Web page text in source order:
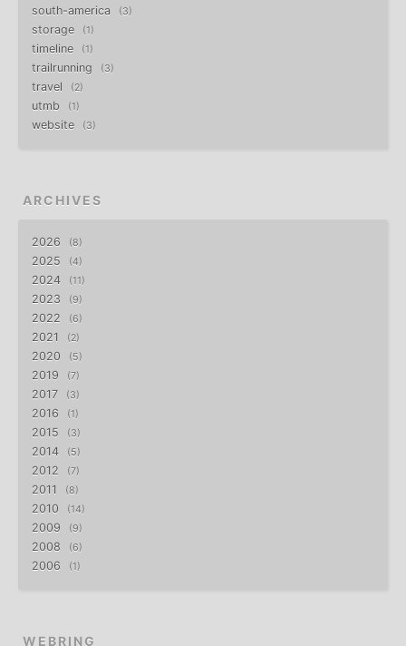
south-america 3
storage 1
timeline 1
trailrunning 3
travel 2
utmb 1
website 3
ARCHIVES
2026 8
2025 4
2024 11
2023 9
2022 6
2021 2
2020 5
2019 7
2017 3
2016 1
2015 3
2014 5
2012 7
2011 8
2010 14
2009 9
2008 6
2006 1
WEBRING